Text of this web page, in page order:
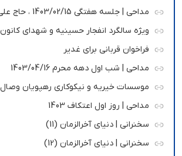
مداحی | جلسه هفتگی 1403/02/15 ، حاج علی اکبری
ویژه سالگرد انفجار حسینیه و شهدای کانون
فراخوان قربانی برای غدیر
مداحی | شب اول دهه محرم 1403/04/16
موسسات خیریه و نیکوکاری رهپویان وصال
مداحی | روز اول اعتکاف 1403
سخنرانی | دنیای آخرالزمان (11)
سخنرانی | دنیای آخرالزمان (12)